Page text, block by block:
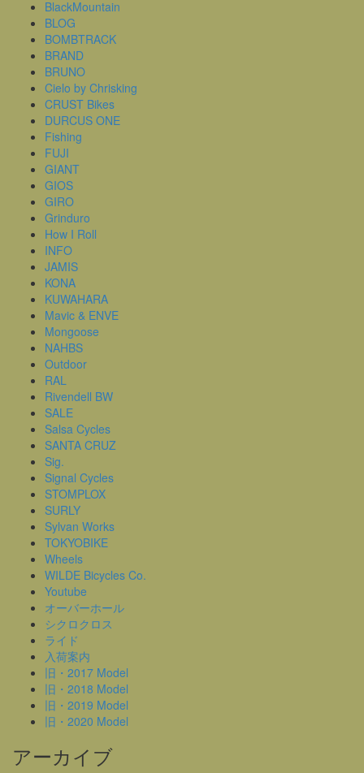
BlackMountain
BLOG
BOMBTRACK
BRAND
BRUNO
Cielo by Chrisking
CRUST Bikes
DURCUS ONE
Fishing
FUJI
GIANT
GIOS
GIRO
Grinduro
How I Roll
INFO
JAMIS
KONA
KUWAHARA
Mavic & ENVE
Mongoose
NAHBS
Outdoor
RAL
Rivendell BW
SALE
Salsa Cycles
SANTA CRUZ
Sig.
Signal Cycles
STOMPLOX
SURLY
Sylvan Works
TOKYOBIKE
Wheels
WILDE Bicycles Co.
Youtube
オーバーホール
シクロクロス
ライド
入荷案内
旧・2017 Model
旧・2018 Model
旧・2019 Model
旧・2020 Model
アーカイブ